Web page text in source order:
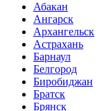
Абакан
Ангарск
Архангельск
Астрахань
Барнаул
Белгород
Биробиджан
Братск
Брянск